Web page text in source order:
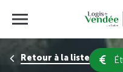
Retour à la liste des